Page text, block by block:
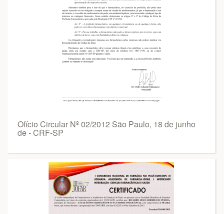
Ofício Circular Nº 02/2012 São Paulo, 18 de junho
de - CRF-SP